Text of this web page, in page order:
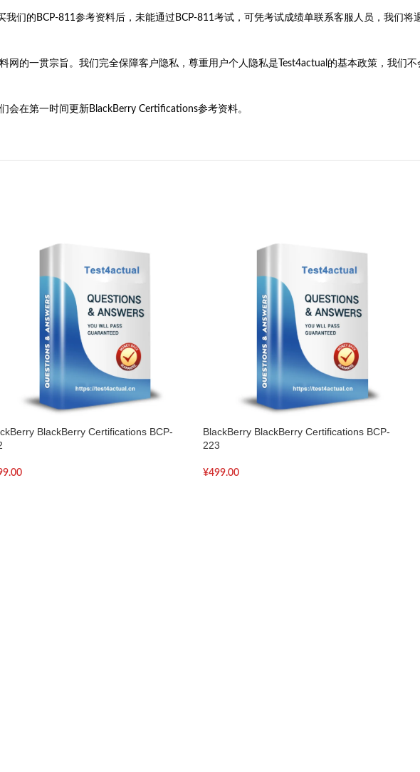
我们的BCP-811参考资料后，未能通过BCP-811考试，可凭考试成绩单联系客服人员，我们
网的一贯宗旨。我们完全保障客户隐私，尊重用户个人隐私是Test4actual的基本政策，我们
会在第一时间更新BlackBerry Certifications参考资料。
BlackBerry Certifications BCP-
BlackBerry BlackBerry Certifications BCP-
223
¥499.00